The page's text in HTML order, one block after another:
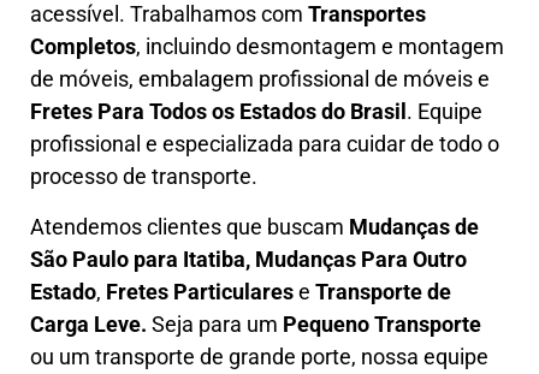
acessível. Trabalhamos com Transportes
Completos, incluindodesmontagem e montagem
de móveis, embalagem profissional de móveis e
Fretes Para Todos os Estados do Brasil . Equipe
profissional e especializada para cuidar de todo o
processo de transporte.
Atendemos clientes que buscam Mudançasde
São Paulo para Itatiba, Mudanças Para Outro
Estado, Fretes Particularese Transportede
Carga Leve. Seja para um Pequeno Transporte
ou um transporte de grande porte, nossa equipe